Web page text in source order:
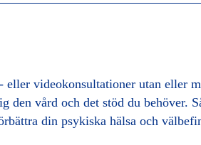
videokonsultationer utan eller
den vård och det stöd du behöver.
din psykiska hälsa och